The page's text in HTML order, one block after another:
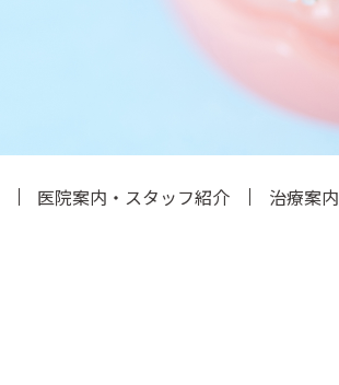
医院案内・スタッフ紹介 治療案内